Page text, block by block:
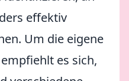
effektiv
Um die eigene
es sich,